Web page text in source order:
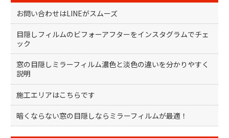
お問い合わせはLINEがスムーズ
目隠しフィルムのビフォーアフターをインスタグラムでチェ
ック
窓の目隠しミラーフィルム濃色と淡色の違いを分かりやすく
説明
施工エリアはこちらです
暗くならない窓の目隠しならミラーフィルムが最適！